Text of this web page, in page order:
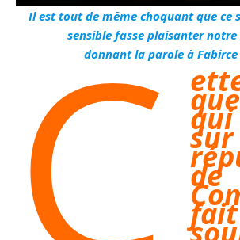
Il est tout de même choquant que ce
sensible fasse plaisanter notre
donnant la parole à Fabirce
C fait